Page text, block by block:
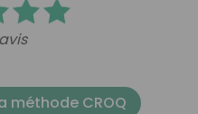
méthode CROQ